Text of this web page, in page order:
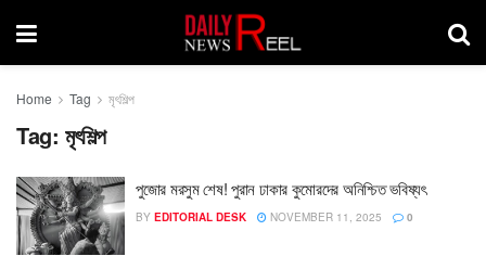
Home Tag মৃৎশিল্প
Tag: মৃৎশিল্প
পুজোর মরসুম শেষ! পুরান ঢাকার কুমোরদের অনিশ্চিত ভবিষ্যৎ
BY EDITORIAL DESK NOVEMBER 11, 2025 0